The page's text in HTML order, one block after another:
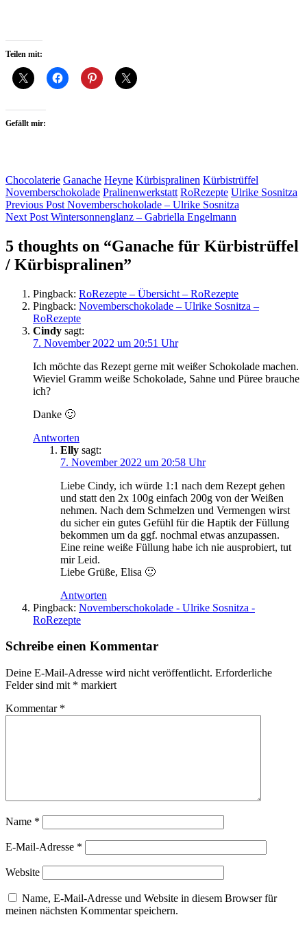
Teilen mit:
Gefällt mir:
Chocolaterie Ganache Heyne Kürbispralinen Kürbistrüffel
Novemberschokolade Pralinenwerkstatt RoRezepte Ulrike Sosnitza
Beitragsnavigation
Previous Post Novemberschokolade – Ulrike Sosnitza
Next Post Wintersonnenglanz – Gabriella Engelmann
5 thoughts on “Ganache für Kürbistrüffel
/ Kürbispralinen”
Pingback: RoRezepte – Übersicht – RoRezepte
Pingback: Novemberschokolade – Ulrike Sosnitza –
RoRezepte
Cindy sagt:
7. November 2022 um 20:51 Uhr
Ich möchte das Rezept gerne mit weißer Schokolade machen.
Wieviel Gramm weiße Schokolade, Sahne und Püree brauche
ich?
Danke 🙂
Antworten
Elly sagt:
7. November 2022 um 20:58 Uhr
Liebe Cindy, ich würde 1:1 nach dem Rezept gehen
und statt den 2x 100g einfach 200g von der Weißen
nehmen. Nach dem Schmelzen und Vermengen wirst
du sicher ein gutes Gefühl für die Haptik der Füllung
bekommen um da ggf. nochmal etwas anzupassen.
Eine reine weiße Füllung habe ich nie ausprobiert, tut
mir Leid.
Liebe Grüße, Elisa 🙂
Antworten
Pingback: Novemberschokolade - Ulrike Sosnitza -
RoRezepte
Schreibe einen Kommentar
Deine E-Mail-Adresse wird nicht veröffentlicht. Erforderliche
Felder sind mit * markiert
Kommentar *
Name *
E-Mail-Adresse *
Website
Name, E-Mail-Adresse und Website in diesem Browser für
meinen nächsten Kommentar speichern.